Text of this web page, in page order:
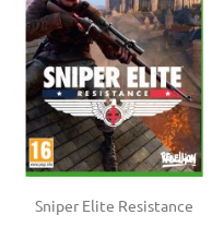
Sniper Elite Resistance